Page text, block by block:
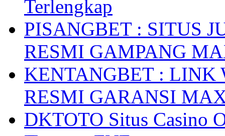
Terlengkap
PISANGBET : SITUS
RESMI GAMPANG
KENTANGBET : LINK
RESMI GARANSI
DKTOTO Situs Casino